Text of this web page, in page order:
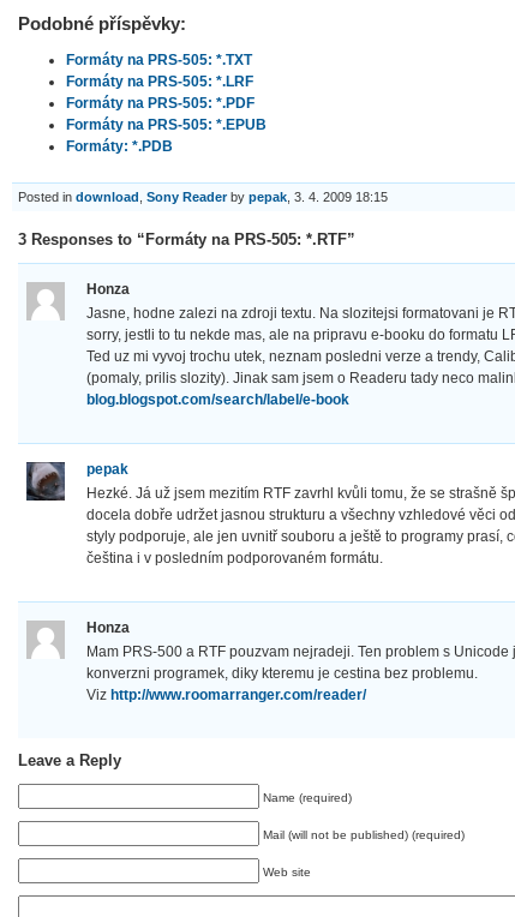
Podobné příspěvky:
Formáty na PRS-505: *.TXT
Formáty na PRS-505: *.LRF
Formáty na PRS-505: *.PDF
Formáty na PRS-505: *.EPUB
Formáty: *.PDB
Posted in download Sony Readerby pepak, 3. 4. 2009 18:15
3 Responses to “Formáty na PRS-505: *.RTF”
Honza
Jasne, hodne zalezi na zdroji textu. Na slozitejsi formatovani je
sorry, jestli to tu nekde mas, ale na pripravu e-booku do formatu
Ted uz mi vyvoj trochu utek, neznam posledni verze a trendy,
(pomaly, prilis slozity). Jinak sam jsem o Readeru tady neco
blog.blogspot.com/search/label/e-book
pepak
Hezké. Já už jsem mezitím RTF zavrhl kvůli tomu, že se strašně
docela dobře udržet jasnou strukturu a všechny vzhledové věci
styly podporuje, ale jen uvnitř souboru a ještě to programy prasí,
čeština i v posledním podporovaném formátu.
Honza
Mam PRS-500 a RTF pouzvam nejradeji. Ten problem s
konverzni programek, diky kteremu je cestina bez problemu.
Viz http://www.roomarranger.com/reader/
Leave a Reply
Name (required)
Mail (will not be published) (required)
Web site